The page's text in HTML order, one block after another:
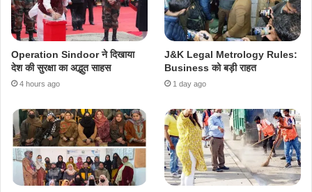
Operation Sindoor ने दिखाया
देश की सुरक्षा का अद्भुत साहस
4 hours ago
J&K Legal Metrology Rules:
Business को बड़ी राहत
1 day ago